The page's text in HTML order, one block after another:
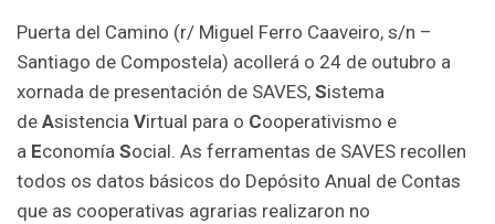
Puerta del Camino (r/ Miguel Ferro Caaveiro, s/n –
Santiago de Compostela) acollerá o 24 de outubro a
xornada de presentación de SAVES, Sistema
de Asistencia Virtual para o Cooperativismo e
a Economía Social. As ferramentas de SAVES recollen
todos os datos básicos do Depósito Anual de Contas
que as cooperativas agrarias realizaron no